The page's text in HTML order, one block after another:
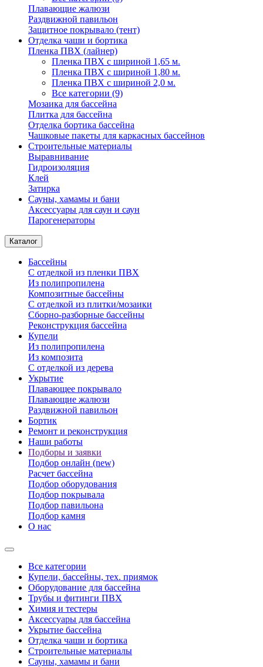
Плавающие жалюзи
Раздвижной павильон
Защитное покрывало (тент)
Отделка чаши и бортика
Пленка ПВХ (лайнер)
Пленка ПВХ с шириной 1,65 м.
Пленка ПВХ с шириной 1,80 м.
Пленка ПВХ с шириной 2,0 м.
Все категории (9)
Мозаика для бассейна
Плитка для бассейна
Отделка бортика бассейна
Чашковые пакеты для каркасных бассейнов
Строительные материалы
Выравнивание
Гидроизоляция
Клей
Затирка
Сауны, хамамы и бани
Аксессуары для саун и саун
Парогенераторы
Каталог
Бассейны
С отделкой из пленки ПВХ
Из полипропилена
Композитные бассейны
С отделкой из плитки/мозаики
Сборно-разборные бассейны
Реконструкция бассейна
Купели
Из полипропилена
Из композита
С отделкой из дерева
Укрытие
Плавающее покрывало
Плавающие жалюзи
Раздвижной павильон
Бортик
Ремонт и реконструкция
Наши работы
Подборы и заявки
Подбор онлайн (new)
Расчет бассейна
Подбор оборудования
Подбор покрывала
Подбор павильона
Подбор камня
О нас
Все категории
Купели, бассейны, тех. приямок
Оборудование для бассейна
Трубы и фитинги ПВХ
Химия и тестеры
Аксессуары для бассейна
Укрытие бассейна
Отделка чаши и бортика
Строительные материалы
Сауны, хамамы и бани